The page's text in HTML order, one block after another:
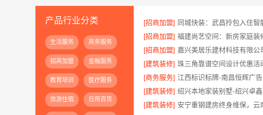
产品行业分类
生活服务 商务服务
招商加盟 金融服务
教育培训 医疗服务
旅游住宿 日用百货
[招商加盟]
[招商加盟]
[招商加盟]
[建筑装修]
[商务服务] 江西标识标牌-南昌恒辉广告
[建筑装修]
[建筑装修]